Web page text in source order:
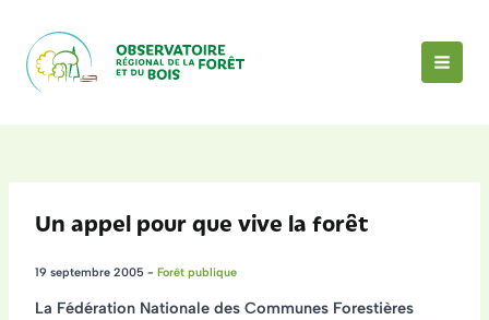
contenu
Un appel pour que vive la forêt
19 septembre 2005 - Forêt publique
La Fédération Nationale des Communes Forestières